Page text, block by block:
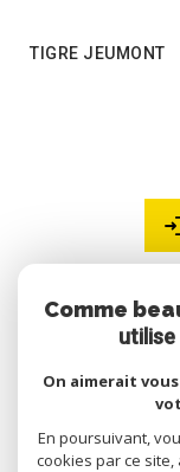
TIGRE JEUMONT
© 2026 | Tous
Comme
On aimerait
En poursuivant,
cookies par ce